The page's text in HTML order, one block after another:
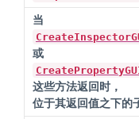
当
或
这些方法返回时，
位于其返回值之下的